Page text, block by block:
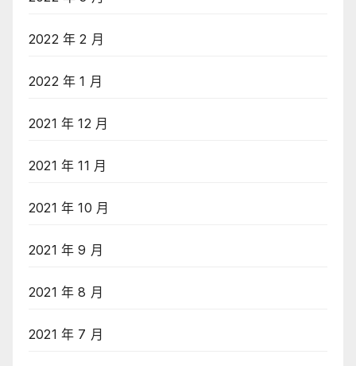
2022 年 2 月
2022 年 1 月
2021 年 12 月
2021 年 11 月
2021 年 10 月
2021 年 9 月
2021 年 8 月
2021 年 7 月